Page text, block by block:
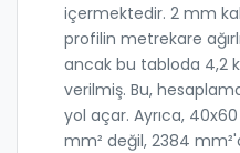
içermektedir. 2 mm
profilin metrekare
ancak bu tabloda 4,2
verilmiş. Bu,
yol açar. Ayrıca,
mm² değil, 2384